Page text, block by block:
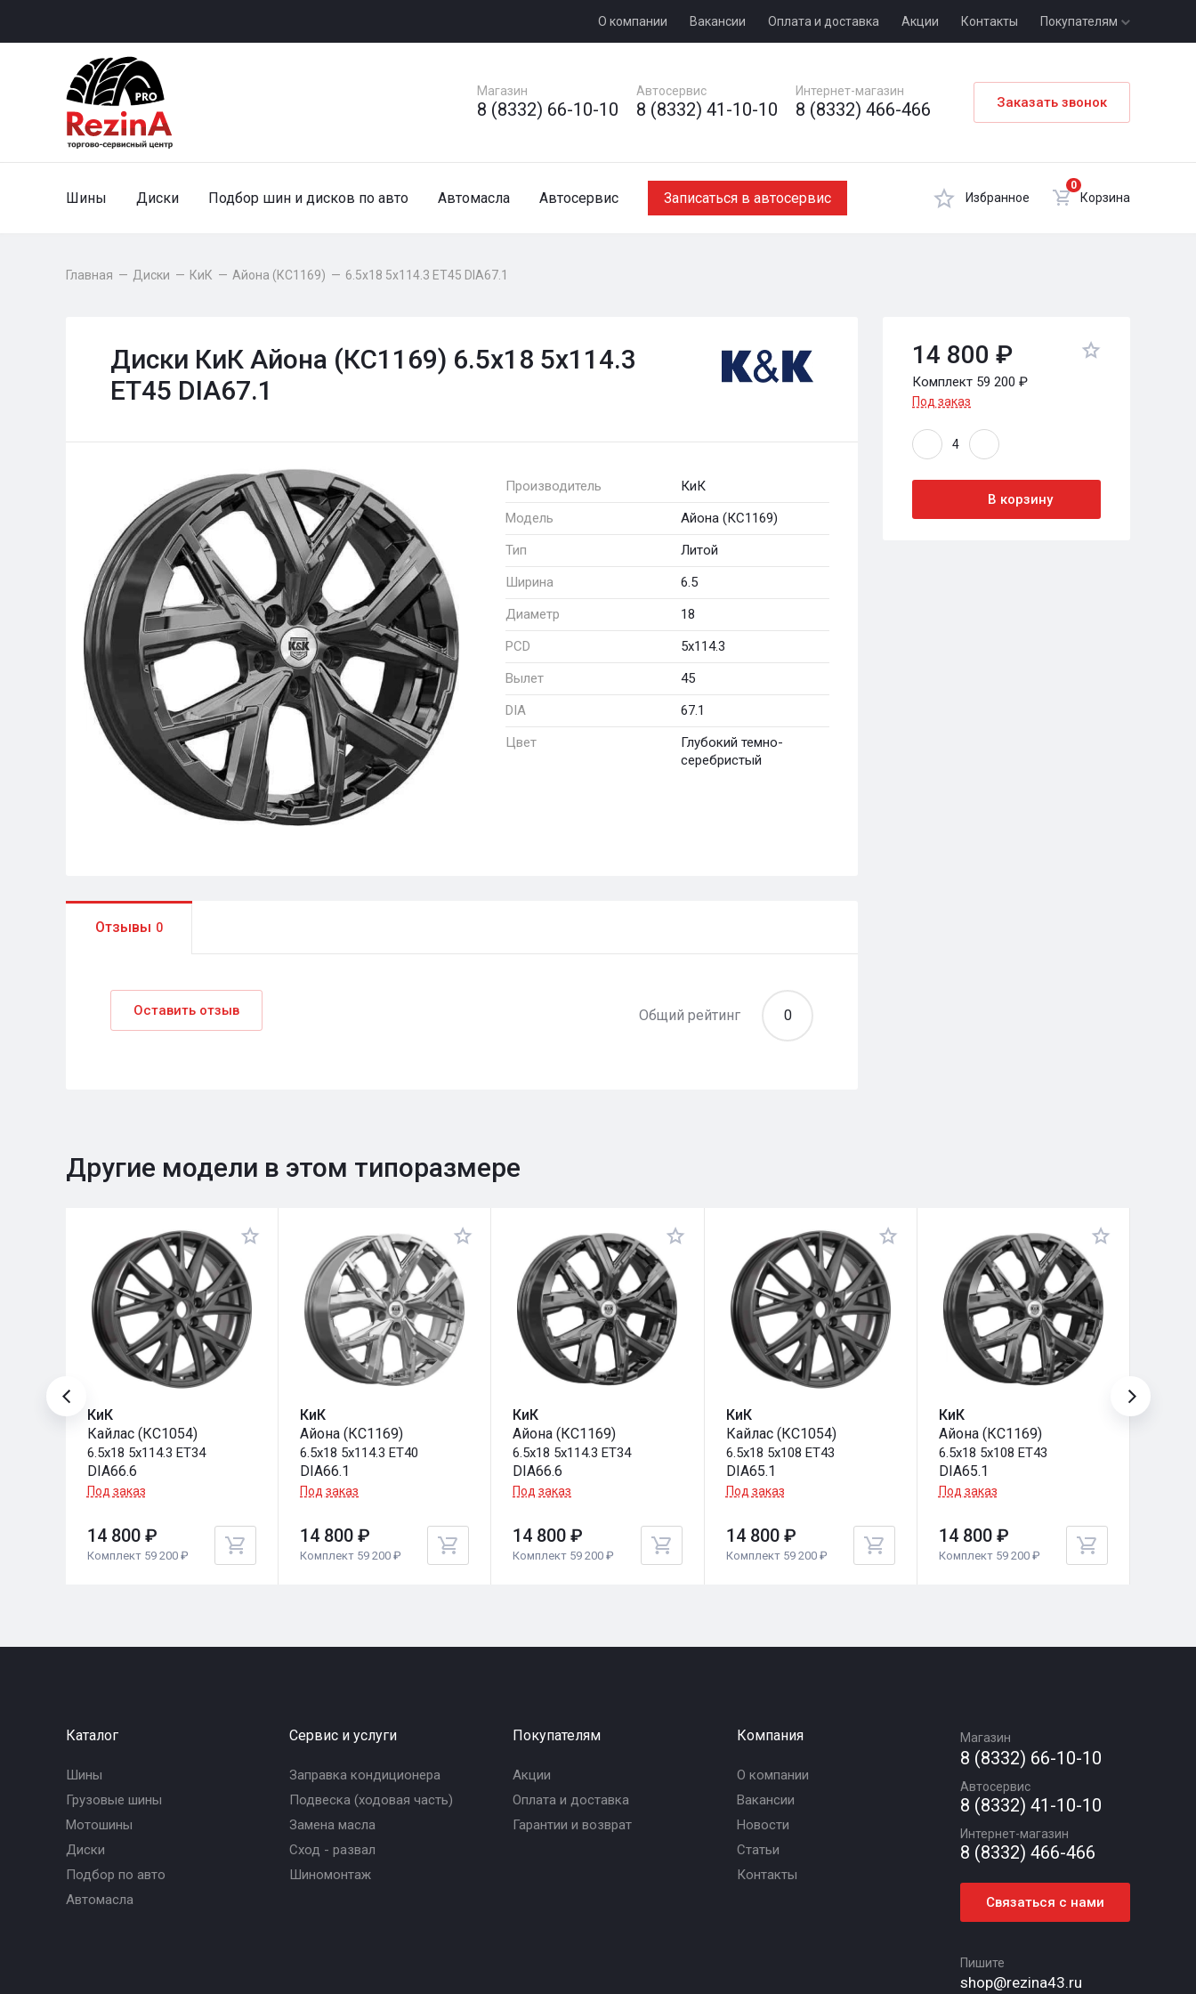
О компании Вакансии Оплата и доставка Акции Контакты Покупателям
Магазин
8 (8332) 66-10-10
Автосервис
8 (8332) 41-10-10
Интернет-магазин
8 (8332) 466-466 Заказать звонок
Шины Диски Подбор шин и дисков по авто Автомасла Автосервис Записаться в автосервис Избранное
0
Корзина
Главная — Диски — КиК — Айона (КС1169) — 6.5x18 5x114.3 ET45 DIA67.1
Диски КиК Айона (КС1169) 6.5x18 5x114.3
ET45 DIA67.1
Производитель
КиК
Модель
Айона (КС1169)
Тип
Литой
Ширина
6.5
Диаметр
18
PCD
5x114.3
Вылет
45
DIA
67.1
Цвет
Глубокий темно-
серебристый
Отзывы 0
Оставить отзыв Общий рейтинг 0
14 800 ₽
Комплект 59 200 ₽
Под заказ
В корзину
Другие модели в этом типоразмере
КиК
Кайлас (КС1054)
6.5x18 5x114.3 ET34
DIA66.6
Под заказ
14 800 ₽
Комплект 59 200 ₽
КиК
Айона (КС1169)
6.5x18 5x114.3 ET40
DIA66.1
Под заказ
14 800 ₽
Комплект 59 200 ₽
КиК
Айона (КС1169)
6.5x18 5x114.3 ET34
DIA66.6
Под заказ
14 800 ₽
Комплект 59 200 ₽
КиК
Кайлас (КС1054)
6.5x18 5x108 ET43
DIA65.1
Под заказ
14 800 ₽
Комплект 59 200 ₽
КиК
Айона (КС1169)
6.5x18 5x108 ET43
DIA65.1
Под заказ
14 800 ₽
Комплект 59 200 ₽
Каталог
Шины
Грузовые шины
Мотошины
Диски
Подбор по авто
Автомасла
Сервис и услуги
Заправка кондиционера
Подвеска (ходовая часть)
Замена масла
Сход - развал
Шиномонтаж
Покупателям
Акции
Оплата и доставка
Гарантии и возврат
Компания
О компании
Вакансии
Новости
Статьи
Контакты
Магазин
8 (8332) 66-10-10
Автосервис
8 (8332) 41-10-10
Интернет-магазин
8 (8332) 466-466
Связаться с нами
Пишите
shop@rezina43.ru